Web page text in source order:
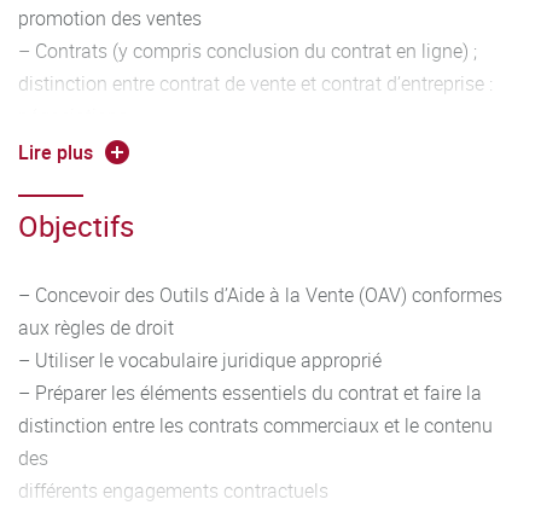
promotion des ventes
– Contrats (y compris conclusion du contrat en ligne) ;
distinction entre contrat de vente et contrat d’entreprise :
pré-contractuelles, obligations contractuelles, CGV, clauses
– Éléments de la propriété intellectuelle (marque, logo)
Lire plus
Objectifs
– Concevoir des Outils d’Aide à la Vente (OAV) conformes
aux règles de droit
– Utiliser le vocabulaire juridique approprié
– Préparer les éléments essentiels du contrat et faire la
distinction entre les contrats commerciaux et le contenu
des
différents engagements contractuels